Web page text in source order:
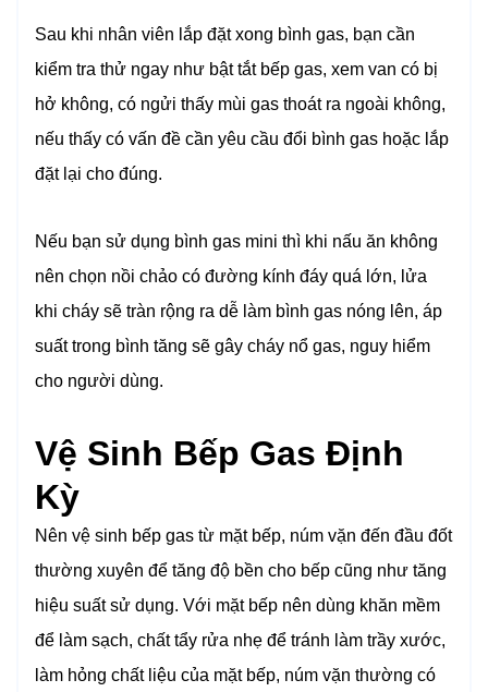
Sau khi nhân viên lắp đặt xong bình gas, bạn cần
kiểm tra thử ngay như bật tắt bếp gas, xem van có bị
hở không, có ngửi thấy mùi gas thoát ra ngoài không,
nếu thấy có vấn đề cần yêu cầu đổi bình gas hoặc lắp
đặt lại cho đúng.
Nếu bạn sử dụng bình gas mini thì khi nấu ăn không
nên chọn nồi chảo có đường kính đáy quá lớn, lửa
khi cháy sẽ tràn rộng ra dễ làm bình gas nóng lên, áp
suất trong bình tăng sẽ gây cháy nổ gas, nguy hiểm
cho người dùng.
Vệ Sinh Bếp Gas Định
Kỳ
Nên vệ sinh bếp gas từ mặt bếp, núm vặn đến đầu đốt
thường xuyên để tăng độ bền cho bếp cũng như tăng
hiệu suất sử dụng. Với mặt bếp nên dùng khăn mềm
để làm sạch, chất tẩy rửa nhẹ để tránh làm trầy xước,
làm hỏng chất liệu của mặt bếp, núm vặn thường có